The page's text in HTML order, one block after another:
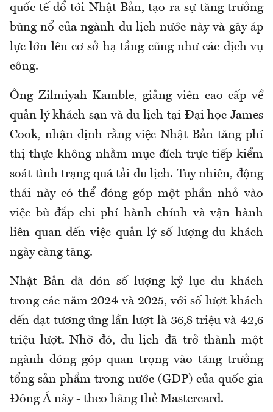
quốc tế đổ tới Nhật Bản, tạo ra sự tăng trưởng
bùng nổ của ngành du lịch nước này và gây áp
lực lớn lên cơ sở hạ tầng cũng như các dịch vụ
công.
Ông Zilmiyah Kamble, giảng viên cao cấp về
quản lý khách sạn và du lịch tại Đại học James
Cook, nhận định rằng việc Nhật Bản tăng phí
thị thực không nhằm mục đích trực tiếp kiểm
soát tình trạng quá tải du lịch. Tuy nhiên, động
thái này có thể đóng góp một phần nhỏ vào
việc bù đắp chi phí hành chính và vận hành
liên quan đến việc quản lý số lượng du khách
ngày càng tăng.
Nhật Bản đã đón số lượng kỷ lục du khách
trong các năm 2024 và 2025, với số lượt khách
đến đạt tương ứng lần lượt là 36,8 triệu và 42,6
triệu lượt. Nhờ đó, du lịch đã trở thành một
ngành đóng góp quan trọng vào tăng trưởng
tổng sản phẩm trong nước (GDP) của quốc gia
Đông Á này - theo hãng thẻ Mastercard.